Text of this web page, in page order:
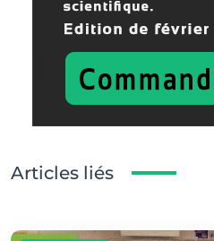
Articles liés